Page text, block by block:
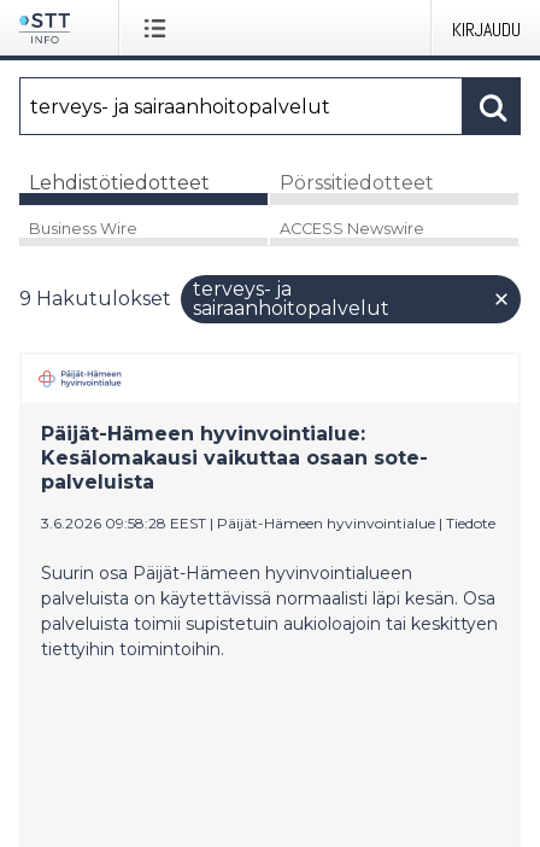
KIRJAUDU
Lehdistötiedotteet Pörssitiedotteet
Business Wire ACCESS Newswire
9 Hakutulokset
terveys- ja
sairaanhoitopalvelut
Päijät-Hämeen hyvinvointialue:
Kesälomakausi vaikuttaa osaan sote-
palveluista
3.6.2026 09:58:28 EEST | Päijät-Hämeen hyvinvointialue | Tiedote
Suurin osa Päijät-Hämeen hyvinvointialueen
palveluista on käytettävissä normaalisti läpi kesän. Osa
palveluista toimii supistetuin aukioloajoin tai keskittyen
tiettyihin toimintoihin.